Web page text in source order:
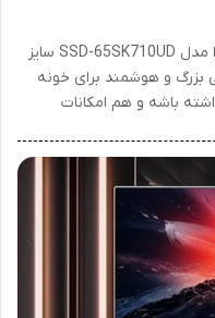
بررسی تلویزیون هوشمند ال ای دی اسنوا مدل SSD-65SK710UD سایز
دنبال یک تلویزیون 65 اینچی بزرگ و هوشمند برای خونه
باشه و هم امکانات